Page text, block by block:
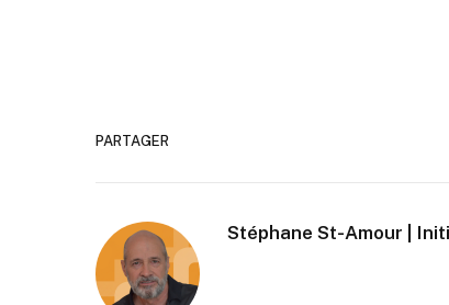
PARTAGER
Stéphane St-Amour |